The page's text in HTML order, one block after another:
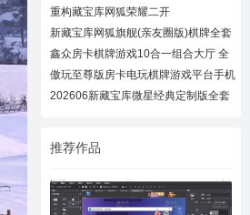
卓越版全
重构藏宝库网狐荣耀二开
CocosCreator开拓版
新藏宝库网狐旗舰(亲友圈版)棋牌全套
源码下
鑫众房卡棋牌游戏10合一组合大厅 全
套组件
傲玩至尊版房卡电玩棋牌游戏平台手机
棋牌游
202606新藏宝库微星经典定制版全套
推荐作品